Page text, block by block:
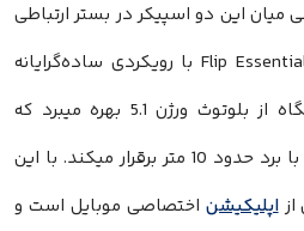
این دو اسپیکر در بستر ارتباطی
آن‌ها وجود دارد. اسپیکر Flip Essential 2 با رویکردی ساده‌گرایانه
طراحی شده است؛ این دستگاه از بلوتوث ورژن 5.1 بهره میبرد که
اتصالی سریع، پایدار و ایمن را با برد حدود 10 متر برقرار میکند. با این
ازاپلیکیشن اختصاصی موبایل است و